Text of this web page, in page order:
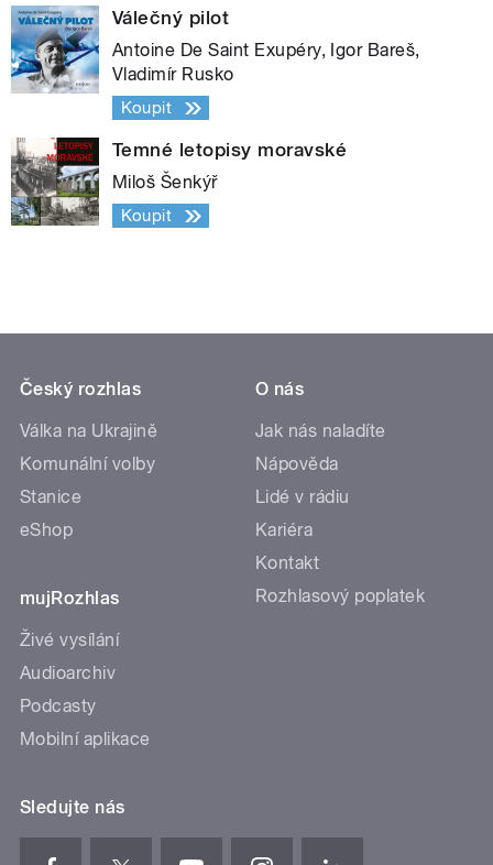
Válečný pilot
Antoine De Saint Exupéry, Igor Bareš,
Vladimír Rusko
Koupit
Temné letopisy moravské
Miloš Šenkýř
Koupit
Český rozhlas
Válka na Ukrajině
Komunální volby
Stanice
eShop
mujRozhlas
Živé vysílání
Audioarchiv
Podcasty
Mobilní aplikace
O nás
Jak nás naladíte
Nápověda
Lidé v rádiu
Kariéra
Kontakt
Rozhlasový poplatek
Sledujte nás